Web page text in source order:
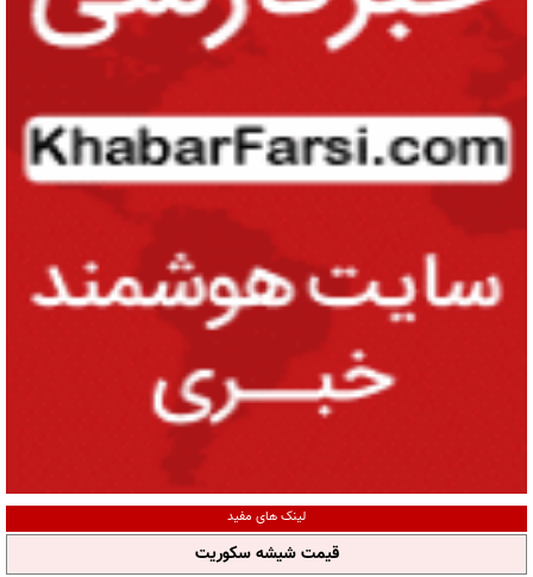
لینک های مفید
قیمت شیشه سکوریت